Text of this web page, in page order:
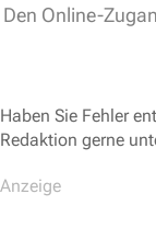
Den Online-
Haben Sie Fehler
Redaktion gerne